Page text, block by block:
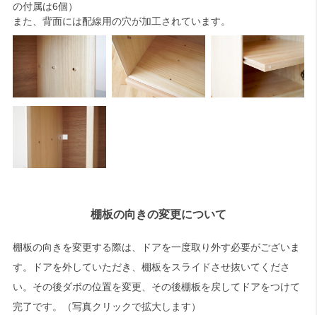
の付属は6個）
また、背面には配線用の穴が加工されています。
棚板の向きの変更について
棚板の向きを変更する際は、ドアを一度取り外す必要がございま
す。ドアを外していただき、棚板をスライドさせ抜いてくださ
い。その後ダボの位置を変更、その後棚板を戻してドアをつけて
完了です。（写真クリックで拡大します）